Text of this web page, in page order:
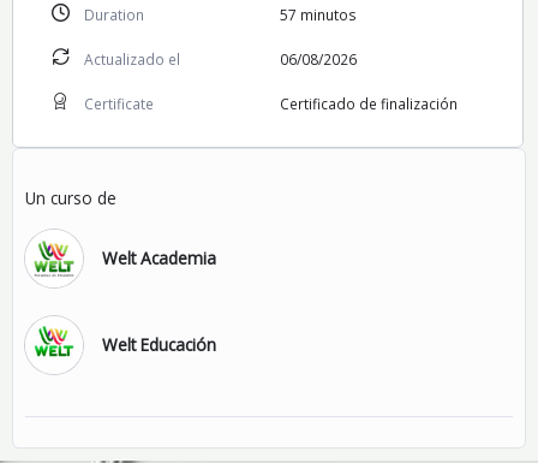
Duration 57 minutos
Actualizado el 06/08/2026
Certificate Certificado de finalización
Un curso de
Welt Academia
Welt Educación